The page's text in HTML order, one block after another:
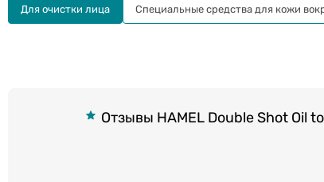
Отзывы HAMEL Double Shot Oil
Для очистки лица Специальные средства для кожи